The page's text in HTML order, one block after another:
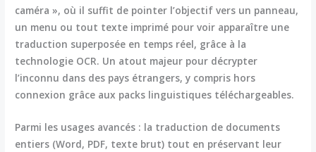
caméra », où il suffit de pointer l’objectif vers un panneau,
un menu ou tout texte imprimé pour voir apparaître une
traduction superposée en temps réel, grâce à la
technologie OCR. Un atout majeur pour décrypter
l’inconnu dans des pays étrangers, y compris hors
connexion grâce aux packs linguistiques téléchargeables.
Parmi les usages avancés : la traduction de documents
entiers (Word, PDF, texte brut) tout en préservant leur